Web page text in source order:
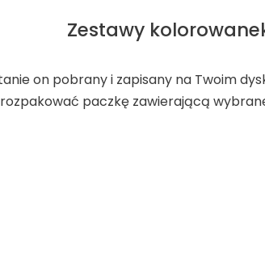
Zestawy
on pobrany i zapisany na Twoim
paczkę zawierającą